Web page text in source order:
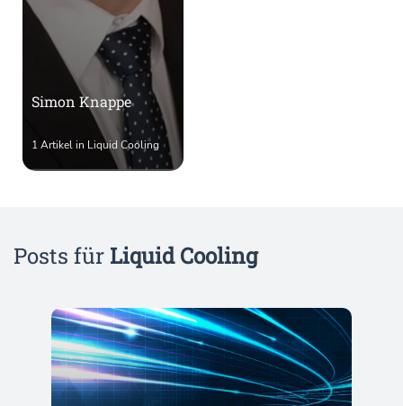
Simon Knappe
1 Artikel in Liquid Cooling
Posts für Liquid Cooling